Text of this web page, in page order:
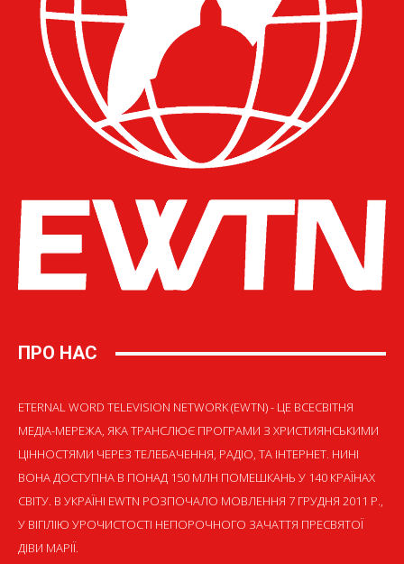
ПРО НАС
ETERNAL WORD TELEVISION NETWORK (EWTN) - ЦЕ ВСЕСВІТНЯ
МЕДІА-МЕРЕЖА, ЯКА ТРАНСЛЮЄ ПРОГРАМИ З ХРИСТИЯНСЬКИМИ
ЦІННОСТЯМИ ЧЕРЕЗ ТЕЛЕБАЧЕННЯ, РАДІО, ТА ІНТЕРНЕТ. НИНІ
ВОНА ДОСТУПНА В ПОНАД 150 МЛН ПОМЕШКАНЬ У 140 КРАЇНАХ
СВІТУ. В УКРАЇНІ EWTN РОЗПОЧАЛО МОВЛЕННЯ 7 ГРУДНЯ 2011 Р.,
У ВІГІЛІЮ УРОЧИСТОСТІ НЕПОРОЧНОГО ЗАЧАТТЯ ПРЕСВЯТОЇ
ДІВИ МАРІЇ.